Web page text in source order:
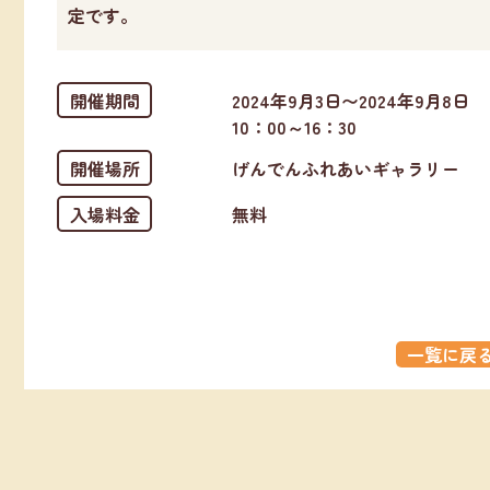
定です。
開催期間
2024年9月3日〜2024年9月8日
10：00～16：30
開催場所
げんでんふれあいギャラリー
入場料金
無料
一覧に戻